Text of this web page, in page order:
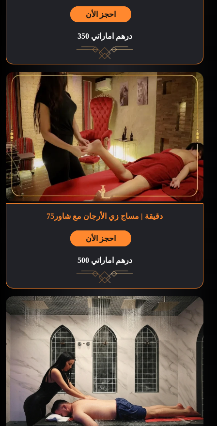
احجز الأن
350 درهم اماراتي
75دقيقة | مساج زي الأرجان مع شاور
احجز الأن
500 درهم اماراتي